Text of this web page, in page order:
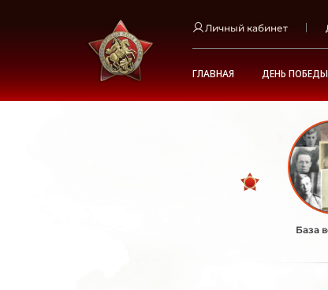
Личный кабинет
ГЛАВНАЯ ДЕНЬ ПОБЕДЫ
База